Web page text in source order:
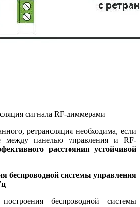
сигнала RF-диммерами
ретрансляция необходима, если
между панелью управления и RF-
расстояния устойчивой
беспроводной системы управления
беспроводной системы